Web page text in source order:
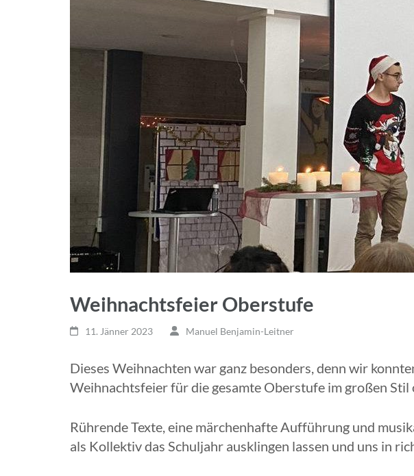
Weihnachtsfeier Oberstufe
11. Jänner 2023 Manuel Benjamin-Leitner
Dieses Weihnachten war ganz besonders, denn wir
Weihnachtsfeier für die gesamte Oberstufe im großen Stil
Rührende Texte, eine märchenhafte Aufführung und
als Kollektiv das Schuljahr ausklingen lassen und uns in